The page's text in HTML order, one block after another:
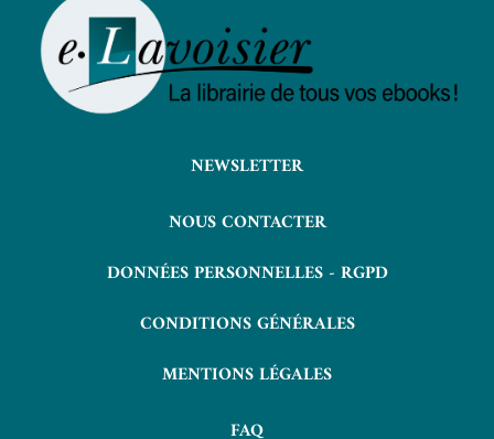
NEWSLETTER
NOUS CONTACTER
DONNÉES PERSONNELLES - RGPD
CONDITIONS GÉNÉRALES
MENTIONS LÉGALES
FAQ